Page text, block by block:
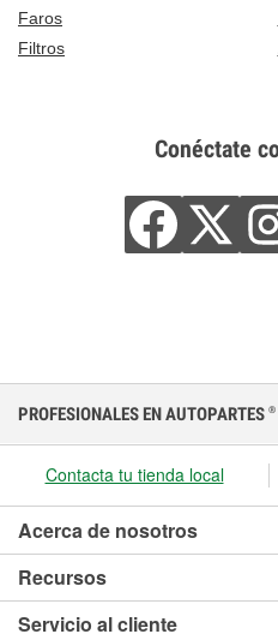
Faros
Filtros
Conéctate
PROFESIONALES EN AUTOPARTES ®
Contacta tu tienda local
Acerca de nosotros
Recursos
Servicio al cliente